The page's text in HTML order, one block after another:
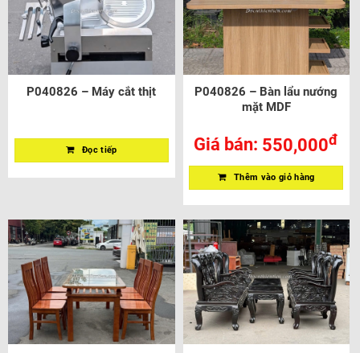
P040826 – Máy cắt thịt
Đọc tiếp
P040826 – Bàn lẩu nướng
mặt MDF
Giá bán: 550,000đ
Thêm vào giỏ hàng